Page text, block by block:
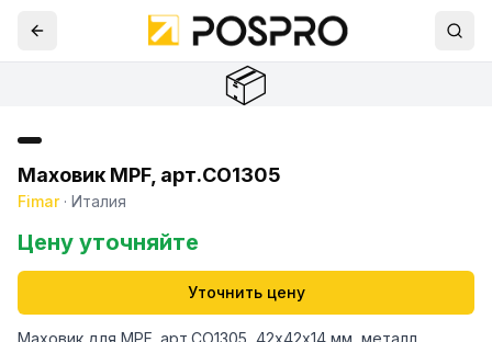
📦
Маховик MPF, арт.CO1305
Fimar· Италия
Цену уточняйте
Уточнить цену
Маховик для MPF, арт.CO1305, 42х42х14 мм, металл